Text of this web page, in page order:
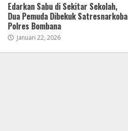
Edarkan Sabu di Sekitar Sekolah,
Dua Pemuda Dibekuk Satresnarkoba
Polres Bombana
Januari 22, 2026